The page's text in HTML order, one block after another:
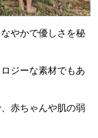
やかで優しさを秘
ジーな素材でもあ
赤ちゃんや肌の弱